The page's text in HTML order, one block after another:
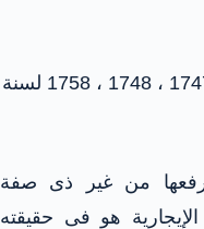
نقض 20/11/1983 ، الطعون أرقام 1747 ، 1748 ، 1758 لسنة
من غير ذى صفة
هو فى حقيقته